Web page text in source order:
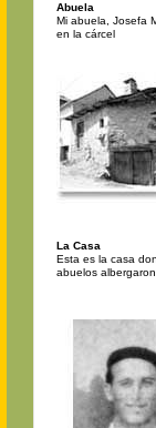
Abuela
Mi abuela, Josefa
en la cárcel
La Casa
Esta es la casa
abuelos